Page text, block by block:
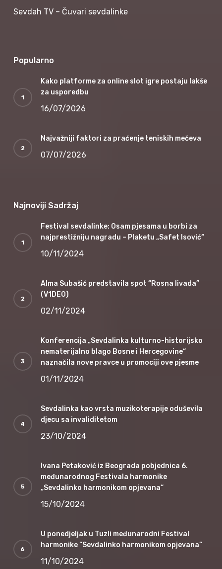
Sevdah TV – Čuvari sevdalinke
Popularno
Kako platforme za online slot igre postaju lakše
za usporedbu
16/07/2026
Najvažniji faktori za praćenje teniskih mečeva
07/07/2026
Najnoviji Sadržaj
Festival sevdalinke: Osam pjesama u borbi za
najprestižniju nagradu – Plaketu „Safet Isović“
10/11/2024
Alma Subašić predstavila spot “Rosna livada”
(V1DEO)
02/11/2024
Konferencija „Sevdalinka kulturno-historijsko
nematerijalno blago Bosne i Hercegovine“
naznačila nove pravce u promociji ove pjesme
01/11/2024
Sevdalinka kao vrsta muzikoterapije oduševila
djecu sa invaliditetom
23/10/2024
Ivana Petaković iz Beograda pobjednica 6.
međunarodnog Festivala harmonike
„Sevdalinko harmonikom opjevana“
15/10/2024
U ponedjeljak u Tuzli međunarodni Festival
harmonike “Sevdalinko harmonikom opjevana”
11/10/2024